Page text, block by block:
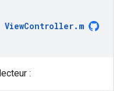
ViewController. m
: